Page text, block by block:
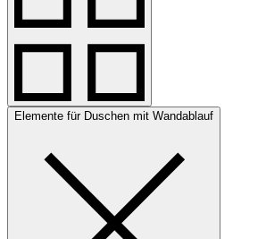
Elemente für Duschen mit Wandablauf